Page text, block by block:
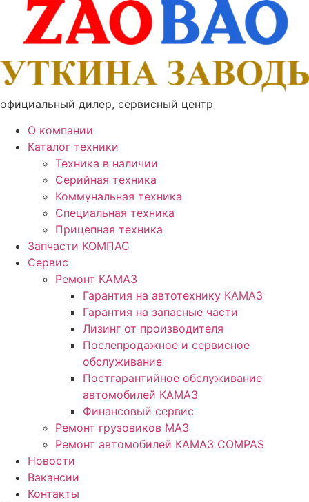
Перейти
содержимому
официальный дилер, сервисный центр
О компании
Каталог техники
Техника в наличии
Серийная техника
Коммунальная техника
Специальная техника
Прицепная техника
Запчасти КОМПАС
Сервис
Ремонт КАМАЗ
Гарантия на автотехнику КАМАЗ
Гарантия на запасные части
Лизинг от производителя
Послепродажное и сервисное
обслуживание
Постгарантийное обслуживание
автомобилей КАМАЗ
Финансовый сервис
Ремонт грузовиков МАЗ
Ремонт автомобилей КАМАЗ COMPAS
Новости
Вакансии
Контакты